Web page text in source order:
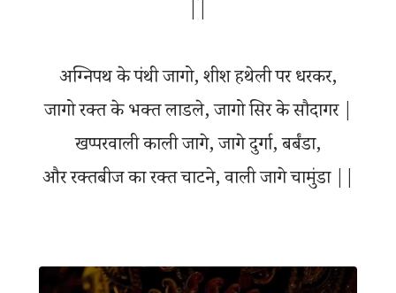
अग्निपथ के पंथी जागो, शीश हथेली पर धरकर,
जागो रक्त के भक्त लाडले, जागो सिर के सौदागर |
खप्परवाली काली जागे, जागे दुर्गा, बर्बंडा,
और रक्तबीज का रक्त चाटने, वाली जागे चामुंडा ||